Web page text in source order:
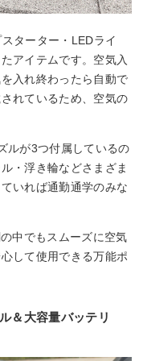
ターター・LEDライ
アイテムです。空気入
入れ終わったら自動で
れているため、空気の
ルが3つ付属しているの
・浮き輪などさまざま
いれば通勤通学のみな
中でもスムーズに空気
して使用できる万能ポ
＆大容量バッテリ